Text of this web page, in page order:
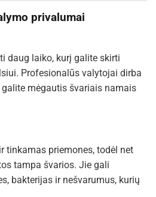
privalumai
daug laiko, kurį galite skirti
Profesionalūs valytojai dirba
mėgautis švariais namais
tinkamas priemones, todėl net
tampa švarios. Jie gali
bakterijas ir nešvarumus, kurių